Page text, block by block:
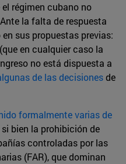
régimen cubano no
la falta de respuesta
sus propuestas previas:
en cualquier caso la
no está dispuesta a
de las decisionesde
formalmente varias de
bien la prohibición de
controladas por las
(FAR), que dominan